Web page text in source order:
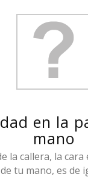
en la
mano
la callera, la
tu mano, es de